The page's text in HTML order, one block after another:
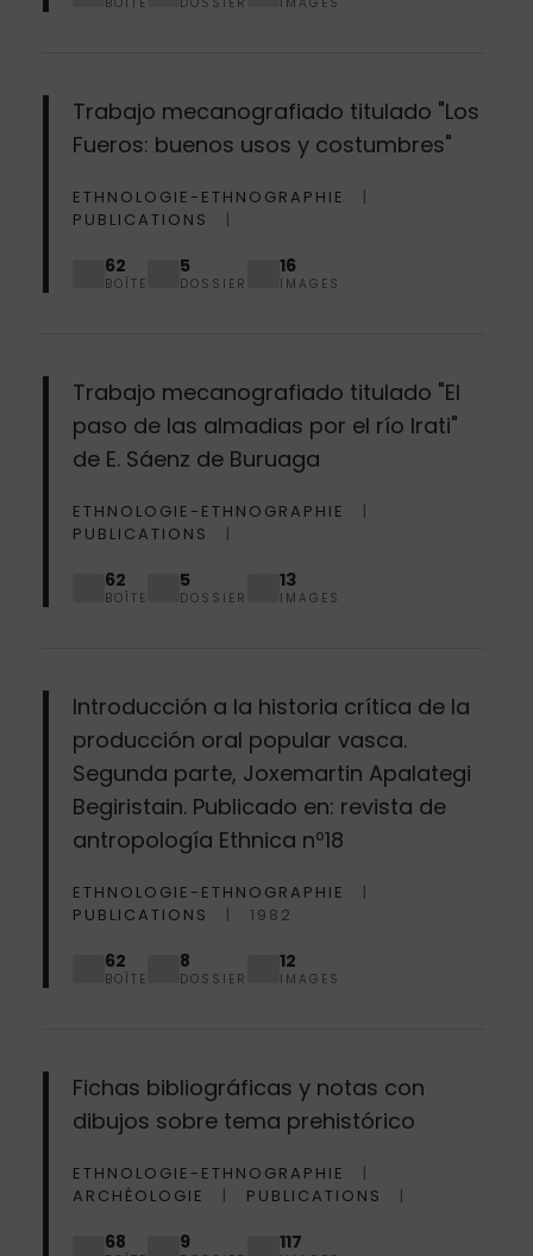
Trabajo mecanografiado titulado "Los
Fueros: buenos usos y costumbres"
ETHNOLOGIE-ETHNOGRAPHIE
PUBLICATIONS
62
BOÎTE
5
DOSSIER
16
IMAGES
Trabajo mecanografiado titulado "El
paso de las almadias por el río Irati"
de E. Sáenz de Buruaga
ETHNOLOGIE-ETHNOGRAPHIE
PUBLICATIONS
62
BOÎTE
5
DOSSIER
13
IMAGES
Introducción a la historia crítica de la
producción oral popular vasca.
Segunda parte, Joxemartin Apalategi
Begiristain. Publicado en: revista de
antropología Ethnica nº18
ETHNOLOGIE-ETHNOGRAPHIE
PUBLICATIONS
1982
62
BOÎTE
8
DOSSIER
12
IMAGES
Fichas bibliográficas y notas con
dibujos sobre tema prehistórico
ETHNOLOGIE-ETHNOGRAPHIE
ARCHÉOLOGIE
PUBLICATIONS
68 9 117